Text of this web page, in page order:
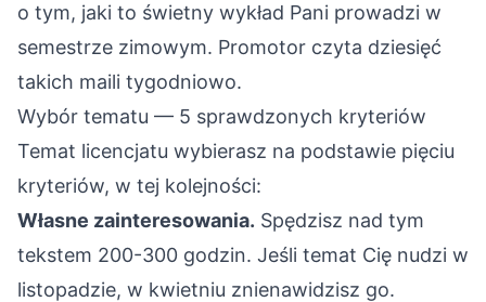
o tym, jaki to świetny wykład Pani prowadzi w
semestrze zimowym. Promotor czyta dziesięć
takich maili tygodniowo.
Wybór tematu — 5 sprawdzonych kryteriów
Temat licencjatu wybierasz na podstawie pięciu
kryteriów, w tej kolejności:
Własne zainteresowania. Spędzisz nad tym
tekstem 200-300 godzin. Jeśli temat Cię nudzi w
listopadzie, w kwietniu znienawidzisz go.